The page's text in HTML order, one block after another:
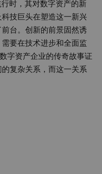
时，其对数字资产的新
技巨头在塑造这一新兴
台。创新的前景固然诱
要在技术进步和全面监
字资产企业的传奇故事证
复杂关系，而这一关系